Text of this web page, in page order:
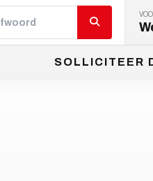
SOLLICITEER